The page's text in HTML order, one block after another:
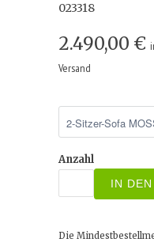
023318
2.490,00 €
Versand
Anzahl
IN
Die